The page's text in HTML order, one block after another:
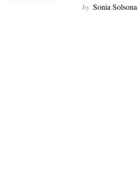
by Sonia Solsona